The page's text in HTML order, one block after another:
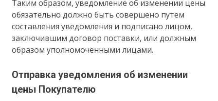
Таким образом, уведомление об изменении цены
обязательно должно быть совершено путем
составления уведомления и подписано лицом,
заключившим договор поставки, или должным
образом уполномоченными лицами.
Отправка уведомления об изменении
цены Покупателю